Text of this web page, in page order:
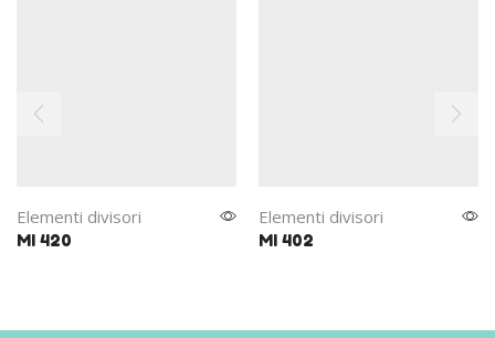
Elementi divisori
MI 420
Elementi divisori
MI 402